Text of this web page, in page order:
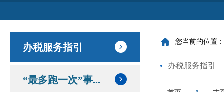
办税服务指引
“最多跑一次”事...
您当前的位置
办税服务指引